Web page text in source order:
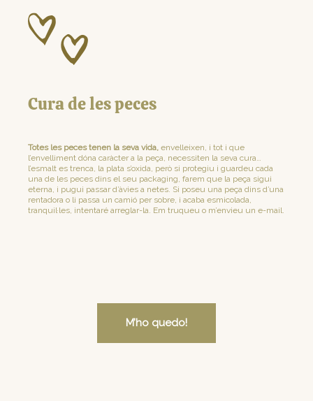
Cura de les peces
Totes les peces tenen la seva vida, envelleixen, i tot i que
l’envelliment dóna caràcter a la peça, necessiten la seva cura…
l’esmalt es trenca, la plata s’oxida, però si protegiu i guardeu cada
una de les peces dins el seu packaging, farem que la peça sigui
eterna, i pugui passar d’àvies a netes. Si poseu una peça dins d’una
rentadora o li passa un camió per sobre, i acaba esmicolada,
tranquil·les, intentaré arreglar-la. Em truqueu o m’envieu un e-mail.
M’ho quedo!